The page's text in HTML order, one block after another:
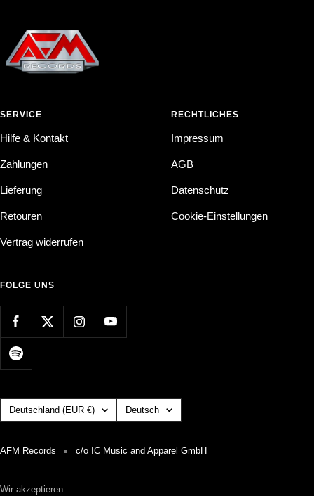
SERVICE
Hilfe & Kontakt
Zahlungen
Lieferung
Retouren
Vertrag widerrufen
RECHTLICHES
Impressum
AGB
Datenschutz
Cookie-Einstellungen
FOLGE UNS
Land/Region Deutschland (EUR €) Sprache
Deutsch
AFM Records c/o IC Music and Apparel GmbH
Wir akzeptieren